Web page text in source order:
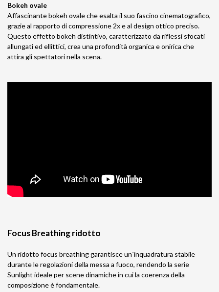
Bokeh ovale
Affascinante bokeh ovale che esalta il suo fascino cinematografico,
grazie al rapporto di compressione 2x e al design ottico preciso.
Questo effetto bokeh distintivo, caratterizzato da riflessi sfocati
allungati ed ellittici, crea una profondità organica e onirica che
attira gli spettatori nella scena.
Focus Breathing ridotto
Un ridotto focus breathing garantisce un`inquadratura stabile
durante le regolazioni della messa a fuoco, rendendo la serie
Sunlight ideale per scene dinamiche in cui la coerenza della
composizione è fondamentale.